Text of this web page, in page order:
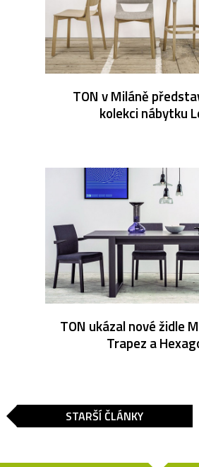
TON v Miláně
kolekci nábytku
TON ukázal nové židle
Trapez a
STARŠÍ ČLÁNKY